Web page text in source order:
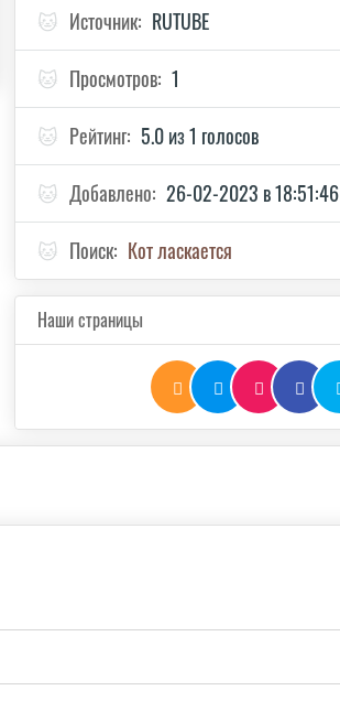
🐱 Источник: RUTUBE
🐱 Просмотров: 1
🐱 Рейтинг: 5.0 из 1 голосов
🐱 Добавлено: 26-02-2023 в 18:51:46
🐱 Поиск: Кот ласкается
Наши страницы